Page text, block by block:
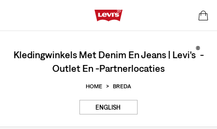
Kledingwinkels Met Denim En Jeans | Levi's®-
Outlet En -partnerlocaties
HOME > BREDA
ENGLISH